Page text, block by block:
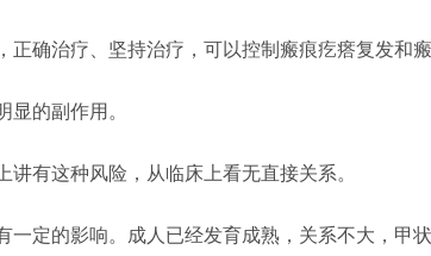
正确治疗、坚持治疗，可以控制瘢痕疙瘩复发和
显的副作用。
讲有这种风险，从临床上看无直接关系。
一定的影响。成人已经发育成熟，关系不大，甲